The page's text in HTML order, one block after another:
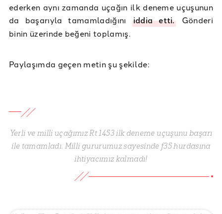
ederken aynı zamanda uçağın ilk deneme uçuşunun
da başarıyla tamamladığını iddia etti.Gönderi
binin üzerinde beğeni toplamış.
Paylaşımda geçen metin şu şekilde:
Yerli ve milli uçağımız Rt 1453 ilk deneme uçuşunu başarı
ile tamamladı. Milli gururumuz sayesinde f35 hurdasına
ihtiyacımız kalmadı!